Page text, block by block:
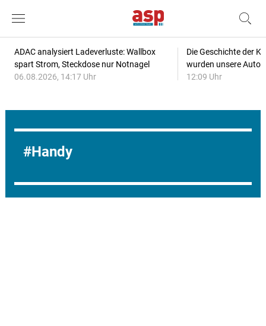
ADAC analysiert Ladeverluste: Wallbox
spart Strom, Steckdose nur Notnagel
06.08.2026, 14:17 Uhr
Die Geschichte der
wurden unsere
12:09 Uhr
Handy